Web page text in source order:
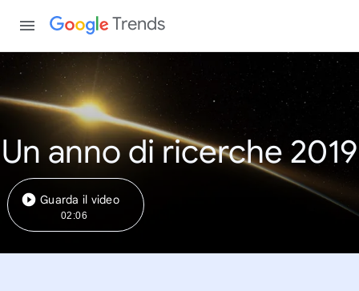
Trends
Un anno di ricerche 2019
Guarda il video
02:06